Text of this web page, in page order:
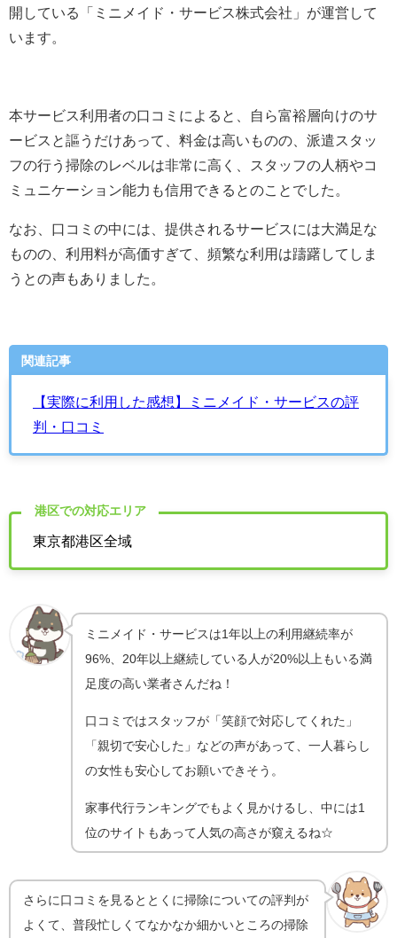
開している「ミニメイド・サービス株式会社」が運営して
います。
本サービス利用者の口コミによると、自ら富裕層向けのサ
ービスと謳うだけあって、料金は高いものの、派遣スタッ
フの行う掃除のレベルは非常に高く、スタッフの人柄やコ
ミュニケーション能力も信用できるとのことでした。
なお、口コミの中には、提供されるサービスには大満足な
ものの、利用料が高価すぎて、頻繁な利用は躊躇してしま
うとの声もありました。
関連記事
【実際に利用した感想】ミニメイド・サービスの評
判・口コミ
港区での対応エリア
東京都港区全域
ミニメイド・サービスは1年以上の利用継続率が
96%、20年以上継続している人が20%以上もいる満
足度の高い業者さんだね！
口コミではスタッフが「笑顔で対応してくれた」
「親切で安心した」などの声があって、一人暮らし
の女性も安心してお願いできそう。
家事代行ランキングでもよく見かけるし、中には1
位のサイトもあって人気の高さが窺えるね☆
さらに口コミを見るととくに掃除についての評判が
よくて、普段忙しくてなかなか細かいところの掃除